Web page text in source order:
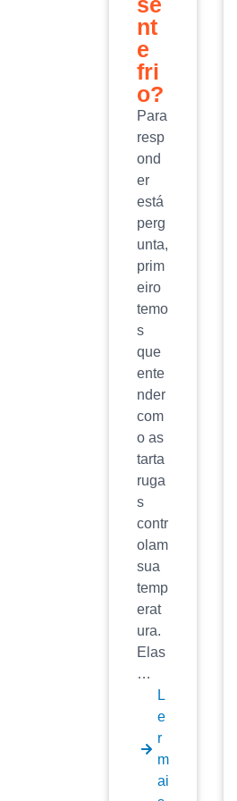
nt
e
fri
o?
Para
resp
ond
er
está
perg
unta,
prim
eiro
temo
s
que
ente
nder
com
o as
tarta
ruga
s
contr
olam
sua
temp
erat
ura.
Elas
…
L
e
r
m
ai